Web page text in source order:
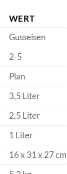
WERT
Gusseisen
2-5
Plan
3,5 Liter
2,5 Liter
1 Liter
16 x 31 x 27 cm